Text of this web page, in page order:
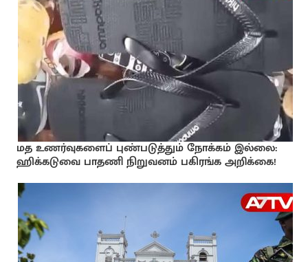
மத உணர்வுகளைப் புண்படுத்தும் நோக்கம் இல்லை:
ஹிக்கடுவை பாதணி நிறுவனம் பகிரங்க அறிக்கை!